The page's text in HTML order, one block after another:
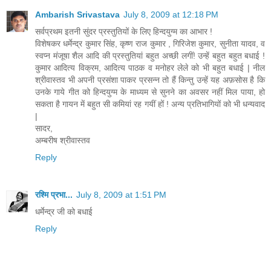
Ambarish Srivastava July 8, 2009 at 12:18 PM
सर्वप्रथम इतनी सुंदर प्रस्तुतियों के लिए हिन्दयुग्म का आभार !
विशेषकर धर्मेन्द्र कुमार सिंह, कृष्ण राज कुमार , गिरिजेश कुमार, सुनीता यादव, व
स्वप्न मंजूषा शैल आदि की प्रस्तुतियां बहुत अच्छी लगीं! उन्हें बहुत बहुत बधाई !
कुमार आदित्य विक्रम, आदित्य पाठक व मनोहर लेले को भी बहुत बधाई | नील
श्रीवास्तव भी अपनी प्रसंशा पाकर प्रसन्न तो हैं किन्तु उन्हें यह अफ़सोस है कि
उनके गाये गीत को हिन्दयुग्म के माध्यम से सुनने का अवसर नहीं मिल पाया, हो
सकता है गायन में बहुत सी कमियां रह गयीं हों ! अन्य प्रतिभागियों को भी धन्यवाद
|
सादर,
अम्बरीष श्रीवास्तव
Reply
रश्मि प्रभा... July 8, 2009 at 1:51 PM
धर्मेन्द्र जी को बधाई
Reply